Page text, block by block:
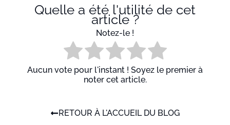
Quelle a été l'utilité de cet
article ?
Notez-le !
Aucun vote pour l'instant ! Soyez le premier à
noter cet article.
RETOUR À L'ACCUEIL DU BLOG